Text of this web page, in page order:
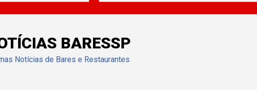
BARESSP
Notícias de Bares e Restaurantes